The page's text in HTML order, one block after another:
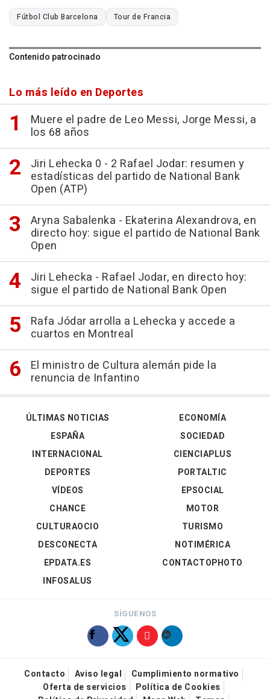
Fútbol Club Barcelona Tour de Francia
Contenido patrocinado
Lo más leído en Deportes
Muere el padre de Leo Messi, Jorge Messi, a
los 68 años
Jiri Lehecka 0 - 2 Rafael Jodar: resumen y
estadísticas del partido de National Bank
Open (ATP)
Aryna Sabalenka - Ekaterina Alexandrova, en
directo hoy: sigue el partido de National Bank
Open
Jiri Lehecka - Rafael Jodar, en directo hoy:
sigue el partido de National Bank Open
Rafa Jódar arrolla a Lehecka y accede a
cuartos en Montreal
El ministro de Cultura alemán pide la
renuncia de Infantino
ÚLTIMAS NOTICIAS
ESPAÑA
INTERNACIONAL
DEPORTES
VÍDEOS
ECONOMÍA
SOCIEDAD
CIENCIAPLUS
PORTALTIC
EPSOCIAL
CHANCE
CULTURAOCIO
DESCONECTA
EPDATA.ES
INFOSALUS
MOTOR
TURISMO
NOTIMÉRICA
CONTACTOPHOTO
SÍGUENOS
Contacto Aviso legal
Cumplimiento normativo
Oferta de servicios
Política de Cookies